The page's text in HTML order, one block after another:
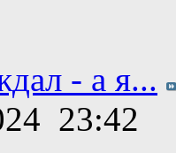
- а я...
23:42